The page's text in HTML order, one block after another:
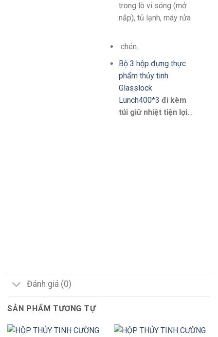
trong lò vi sóng (mở
nắp), tủ lạnh, máy rửa
chén.
Bộ 3 hộp đựng thực
phẩm thủy tinh
Glasslock
Lunch400*3 đi kèm
túi giữ nhiệt tiện lợi...
Đánh giá (0)
SẢN PHẨM TƯƠNG TỰ